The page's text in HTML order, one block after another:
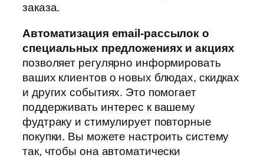
заказа.
Автоматизация email-рассылок о
специальных предложениях и акциях
позволяет регулярно информировать
ваших клиентов о новых блюдах, скидках
и других событиях. Это помогает
поддерживать интерес к вашему
фудтраку и стимулирует повторные
покупки. Вы можете настроить систему
так, чтобы она автоматически